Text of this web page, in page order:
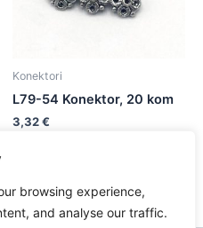
browsing experience,
and analyse our traffic.
Konektori
L79-54 Konektor, 20 kom
3,32€